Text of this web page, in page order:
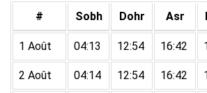
# Sobh Dohr Asr
1 Août 04:13 12:54 16:42
2 Août 04:14 12:54 16:42